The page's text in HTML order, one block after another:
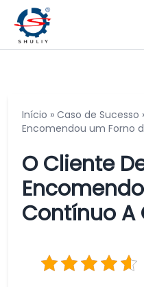
Início » Caso de Sucesso
Encomendou um Forno
O Cliente
Contínuo A